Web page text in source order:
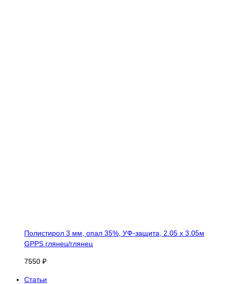
Полистирол 3 мм, опал 35%, УФ-защита, 2.05 х 3.05м
GPPS глянец/глянец
7550 ₽
Статьи